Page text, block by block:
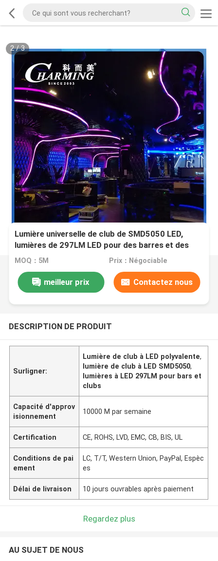
2/3
Lumière universelle de club de SMD5050 LED,
lumières de 297LM LED pour des barres et des
clubs
MOQ：5M Prix：Négociable
meilleur prix Contactez nous
DESCRIPTION DE PRODUIT
Surligner:
Lumière de club à LED polyvalente,
lumière de club à LED SMD5050,
lumières à LED 297LM pour bars et
clubs
Capacité d'approv
isionnement
10000 M par semaine
Certification CE, ROHS, LVD, EMC, CB, BIS, UL
Conditions de pai
ement
LC, T/T, Western Union, PayPal, Espèc
es
Délai de livraison 10 jours ouvrables après paiement
Regardez plus
AU SUJET DE NOUS